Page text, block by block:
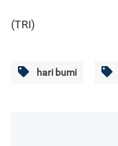
(TRI)
hari bumi